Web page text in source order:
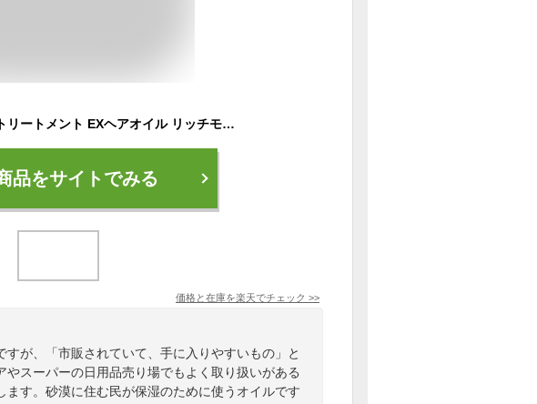
ルシードエル オイルトリートメント EXヘアオイル リッチモイスチャー 60ml ヘアオイル アルガンオイル トリートメント スタイリング 髪 ヘアケア 女性 UVカット 乾燥 保湿 LUCIDO-L マンダム
品をサイトでみる
価格と在庫を楽天でチェック >>
が、「市販されていて、手に入りやすいもの」と
スーパーの日用品売り場でもよく取り扱いがある
ます。砂漠に住む民が保湿のために使うオイルです